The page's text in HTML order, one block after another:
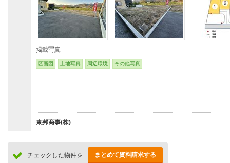
掲載写真
区画図 土地写真 周辺環境 その他写真
東邦商事(株)
チェックした物件を まとめて資料請求する